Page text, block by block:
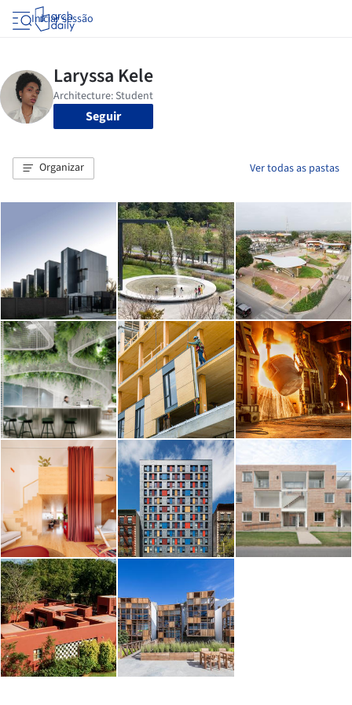
Iniciar sessão
Seguir
Organizar Ver todas as pastas